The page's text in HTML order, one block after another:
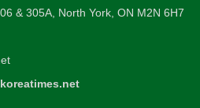
& 305A, North York, ON M2N 6H7